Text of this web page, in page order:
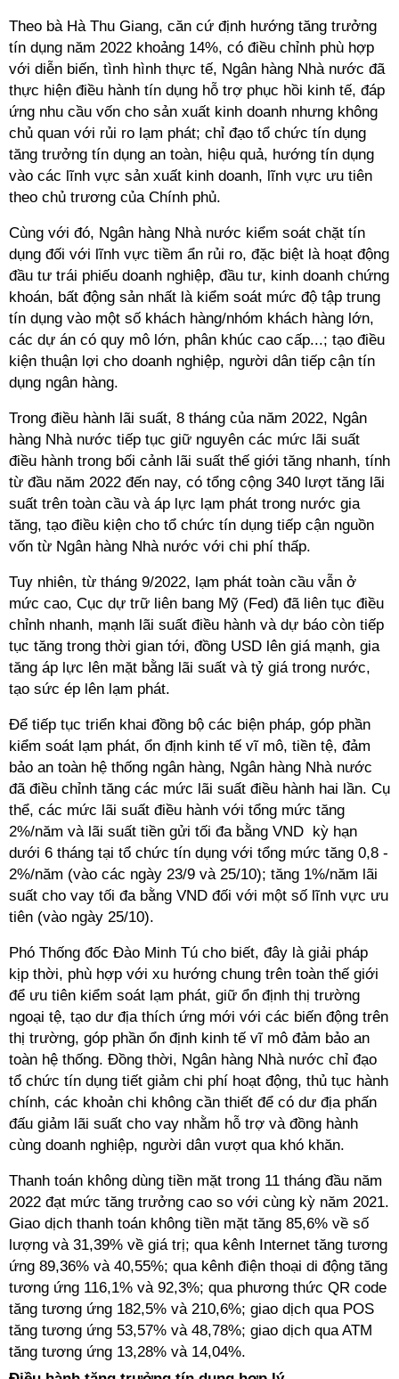
Theo bà Hà Thu Giang, căn cứ định hướng tăng trưởng
tín dụng năm 2022 khoảng 14%, có điều chỉnh phù hợp
với diễn biến, tình hình thực tế, Ngân hàng Nhà nước đã
thực hiện điều hành tín dụng hỗ trợ phục hồi kinh tế, đáp
ứng nhu cầu vốn cho sản xuất kinh doanh nhưng không
chủ quan với rủi ro lạm phát; chỉ đạo tổ chức tín dụng
tăng trưởng tín dụng an toàn, hiệu quả, hướng tín dụng
vào các lĩnh vực sản xuất kinh doanh, lĩnh vực ưu tiên
theo chủ trương của Chính phủ.
Cùng với đó, Ngân hàng Nhà nước kiểm soát chặt tín
dụng đối với lĩnh vực tiềm ẩn rủi ro, đặc biệt là hoạt động
đầu tư trái phiếu doanh nghiệp, đầu tư, kinh doanh chứng
khoán, bất động sản nhất là kiểm soát mức độ tập trung
tín dụng vào một số khách hàng/nhóm khách hàng lớn,
các dự án có quy mô lớn, phân khúc cao cấp...; tạo điều
kiện thuận lợi cho doanh nghiệp, người dân tiếp cận tín
dụng ngân hàng.
Trong điều hành lãi suất, 8 tháng của năm 2022, Ngân
hàng Nhà nước tiếp tục giữ nguyên các mức lãi suất
điều hành trong bối cảnh lãi suất thế giới tăng nhanh, tính
từ đầu năm 2022 đến nay, có tổng cộng 340 lượt tăng lãi
suất trên toàn cầu và áp lực lạm phát trong nước gia
tăng, tạo điều kiện cho tổ chức tín dụng tiếp cận nguồn
vốn từ Ngân hàng Nhà nước với chi phí thấp.
Tuy nhiên, từ tháng 9/2022, lạm phát toàn cầu vẫn ở
mức cao, Cục dự trữ liên bang Mỹ (Fed) đã liên tục điều
chỉnh nhanh, mạnh lãi suất điều hành và dự báo còn tiếp
tục tăng trong thời gian tới, đồng USD lên giá mạnh, gia
tăng áp lực lên mặt bằng lãi suất và tỷ giá trong nước,
tạo sức ép lên lạm phát.
Để tiếp tục triển khai đồng bộ các biện pháp, góp phần
kiểm soát lạm phát, ổn định kinh tế vĩ mô, tiền tệ, đảm
bảo an toàn hệ thống ngân hàng, Ngân hàng Nhà nước
đã điều chỉnh tăng các mức lãi suất điều hành hai lần. Cụ
thể, các mức lãi suất điều hành với tổng mức tăng
2%/năm và lãi suất tiền gửi tối đa bằng VND kỳ hạn
dưới 6 tháng tại tổ chức tín dụng với tổng mức tăng 0,8 -
2%/năm (vào các ngày 23/9 và 25/10); tăng 1%/năm lãi
suất cho vay tối đa bằng VND đối với một số lĩnh vực ưu
tiên (vào ngày 25/10).
Phó Thống đốc Đào Minh Tú cho biết, đây là giải pháp
kịp thời, phù hợp với xu hướng chung trên toàn thế giới
để ưu tiên kiểm soát lạm phát, giữ ổn định thị trường
ngoại tệ, tạo dư địa thích ứng mới với các biến động trên
thị trường, góp phần ổn định kinh tế vĩ mô đảm bảo an
toàn hệ thống. Đồng thời, Ngân hàng Nhà nước chỉ đạo
tổ chức tín dụng tiết giảm chi phí hoạt động, thủ tục hành
chính, các khoản chi không cần thiết để có dư địa phấn
đấu giảm lãi suất cho vay nhằm hỗ trợ và đồng hành
cùng doanh nghiệp, người dân vượt qua khó khăn.
Thanh toán không dùng tiền mặt trong 11 tháng đầu năm
2022 đạt mức tăng trưởng cao so với cùng kỳ năm 2021.
Giao dịch thanh toán không tiền mặt tăng 85,6% về số
lượng và 31,39% về giá trị; qua kênh Internet tăng tương
ứng 89,36% và 40,55%; qua kênh điện thoại di động tăng
tương ứng 116,1% và 92,3%; qua phương thức QR code
tăng tương ứng 182,5% và 210,6%; giao dịch qua POS
tăng tương ứng 53,57% và 48,78%; giao dịch qua ATM
tăng tương ứng 13,28% và 14,04%.